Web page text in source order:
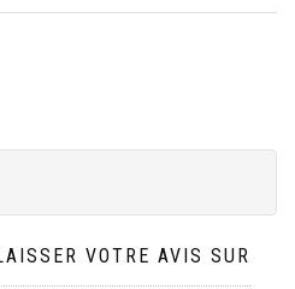
VOTRE AVIS SUR